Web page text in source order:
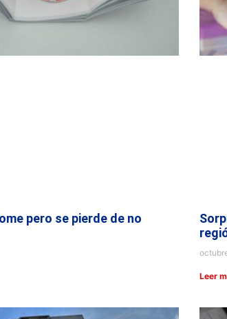
pero se pierde de no
Leer